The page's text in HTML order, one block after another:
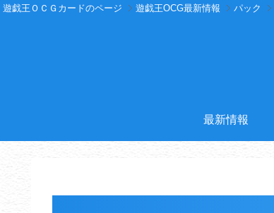
遊戯王ＯＣＧカードのページ 遊戯王OCG最新情報 パック
最新情報